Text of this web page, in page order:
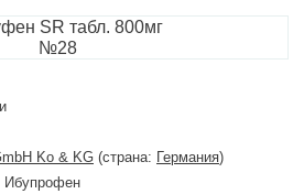
Ko & KG (страна: Германия)
Ибупрофен